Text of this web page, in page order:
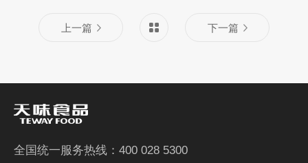
上一篇 下一篇
全国统一服务热线：400 028 5300